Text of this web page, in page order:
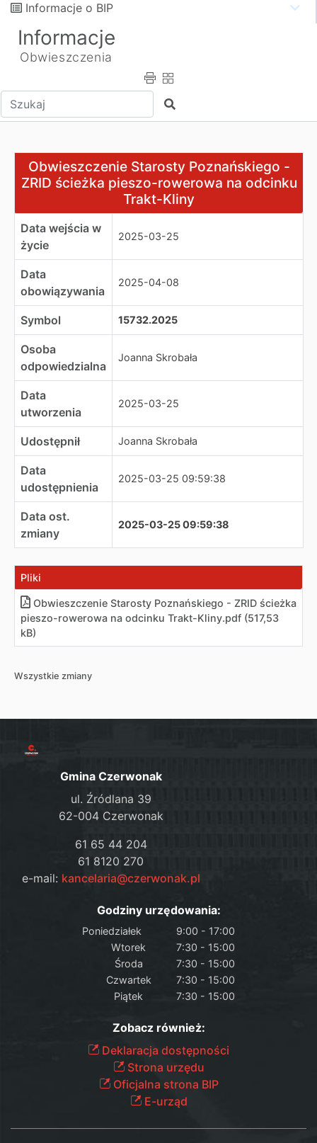
Informacje o BIP
Informacje
Obwieszczenia
Wpisz tekst do wyszukania Szukaj
Obwieszczenie Starosty Poznańskiego - ZRID ścieżka
Obwieszczenie Starosty Poznańskiego -
ZRID ścieżka pieszo-rowerowa na odcinku
Trakt-Kliny
Data wejścia w
życie
2025-03-25
Data
obowiązywania
2025-04-08
Symbol 15732.2025
Osoba
odpowiedzialna
Joanna Skrobała
Data
utworzenia
2025-03-25
Udostępnił Joanna Skrobała
Data
udostępnienia
2025-03-25 09:59:38
Data ost.
zmiany
2025-03-25 09:59:38
Pliki
Obwieszczenie Starosty Poznańskiego - ZRID ścieżka
pieszo-rowerowa na odcinku Trakt-Kliny.pdf (517,53
kB)
Wszystkie zmiany
Gmina Czerwonak
ul. Źródlana 39
62-004 Czerwonak
61 65 44 204
61 8120 270
e-mail: kancelaria@czerwonak.pl
Godziny urzędowania:
Poniedziałek
9:00 - 17:00
Wtorek
7:30 - 15:00
Środa
7:30 - 15:00
Czwartek
7:30 - 15:00
Piątek
7:30 - 15:00
Zobacz również:
Deklaracja dostępności
Strona urzędu
Oficjalna strona BIP
E-urząd